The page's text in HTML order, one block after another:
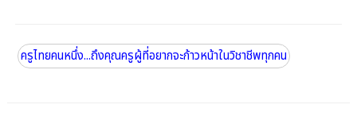
ครูไทยคนหนึ่ง...ถึงคุณครูผู้ที่อยากจะก้าวหน้าในวิชาชีพทุกคน